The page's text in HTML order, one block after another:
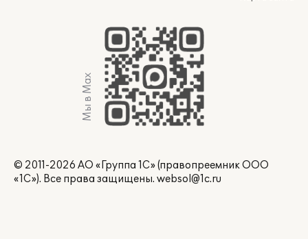
Мы в Max
© 2011-2026 АО «Группа 1С» (правопреемник ООО
«1С»). Все права защищены. websol@1c.ru